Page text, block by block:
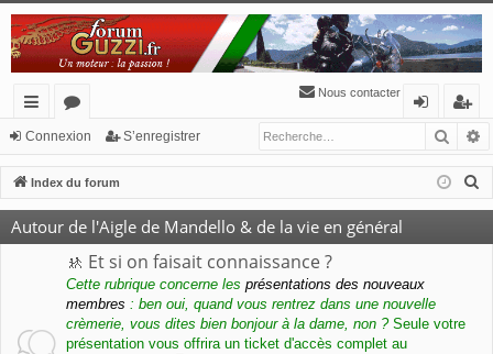
cc
ès
ra
pi
or
u
m
s
Nous contacter
n
ne
n
’e
nr
eg
Connexion S’enregistrer
Index du forum
Autour de l'Aigle de Mandello & de la vie en général
🚸 Et si on faisait connaissance ?
Cette rubrique concerne les présentations des nouveaux
membres : ben oui, quand vous rentrez dans une nouvelle
crèmerie, vous dites bien bonjour à la dame, non ?Seule votre
présentation vous offrira un ticket d'accès complet au